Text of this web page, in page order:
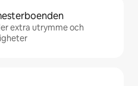
extra utrymme och